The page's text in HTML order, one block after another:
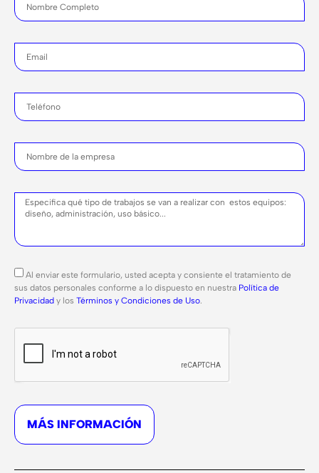
Al enviar este formulario, usted acepta y consiente el tratamiento de
sus datos personales conforme a lo dispuesto en nuestra Política de
Privacidad y los Términos y Condiciones de Uso.
MÁS INFORMACIÓN